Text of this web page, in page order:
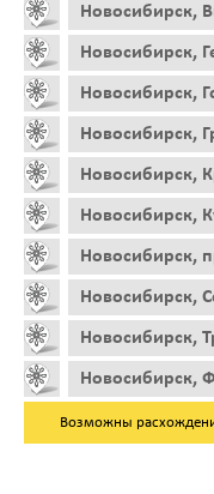
Новосибирск,
Новосибирск,
Новосибирск,
Новосибирск,
Новосибирск,
Новосибирск,
Новосибирск,
Новосибирск,
Новосибирск,
Новосибирск,
Возможны